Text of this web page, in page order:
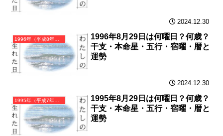
2024.12.30
1996年（平成8年）丙子（ひのえね）・子年（ねずみ年）カレンダー（月曜はじまり）
1996年8月29日は何曜日？何歳？
干支・本命星・五行・宿曜・暦と
運勢
2024.12.30
1995年（平成7年）乙亥（きのとい）・亥年（いのしし年）カレンダー（月曜はじまり）
1995年8月29日は何曜日？何歳？
干支・本命星・五行・宿曜・暦と
運勢